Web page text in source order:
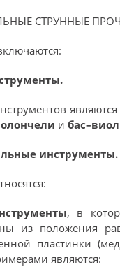
СТРУННЫЕ
являются
и
инструменты.
, в
из положения
пластинки
являются: